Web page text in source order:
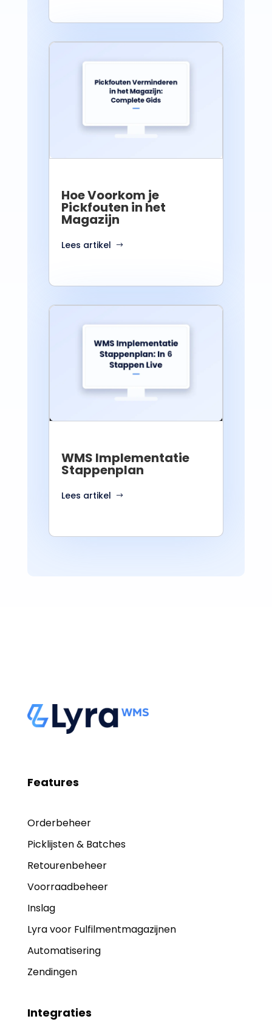
Hoe Voorkom je
Pickfouten in het
Magazijn
Lees artikel
WMS Implementatie
Stappenplan
Lees artikel
Features
Orderbeheer
Picklijsten & Batches
Retourenbeheer
Voorraadbeheer
Inslag
Lyra voor Fulfilmentmagazijnen
Automatisering
Zendingen
Integraties